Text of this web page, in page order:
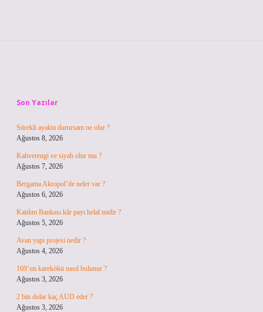
Son Yazılar
Sürekli ayakta durursam ne olur ?
Ağustos 8, 2026
Kahverengi ve siyah olur mu ?
Ağustos 7, 2026
Bergama Akropol’de neler var ?
Ağustos 6, 2026
Katılım Bankası kâr payı helal midir ?
Ağustos 5, 2026
Avan yapı projesi nedir ?
Ağustos 4, 2026
169’un karekökü nasıl bulunur ?
Ağustos 3, 2026
2 bin dolar kaç AUD eder ?
Ağustos 3, 2026